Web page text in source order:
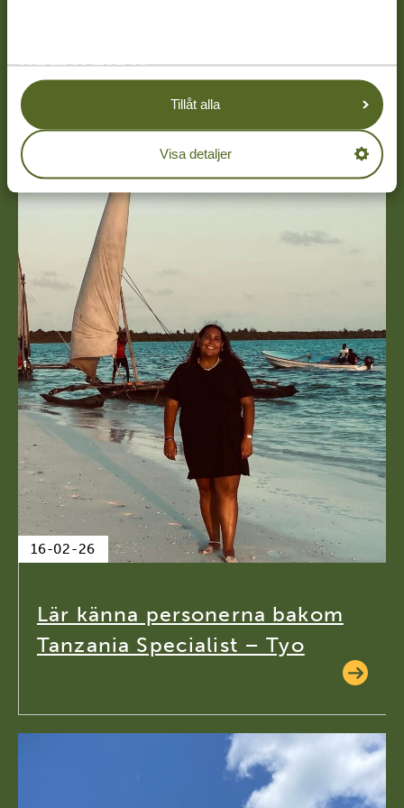
Tillåt alla
Visa detaljer
RELATERAT
16-02-26
Lär känna personerna bakom
Tanzania Specialist – Tyo